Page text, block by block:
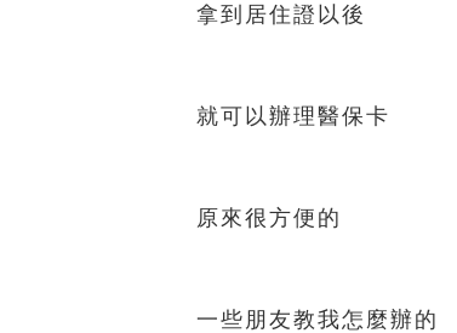
拿到居住證以後
就可以辦理醫保卡
原來很方便的
一些朋友教我怎麼辦的